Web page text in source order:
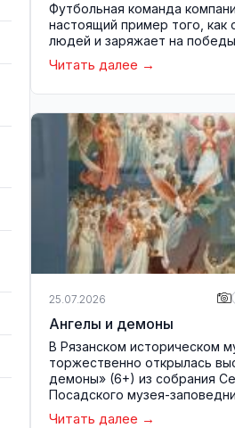
Футбольная команда
настоящий пример того, как
людей и заряжает на
Читать далее
25.07.2026
Ангелы и демоны
В Рязанском историческом
торжественно открылась
демоны» (6+) из собрания
Посадского музея-
Читать далее